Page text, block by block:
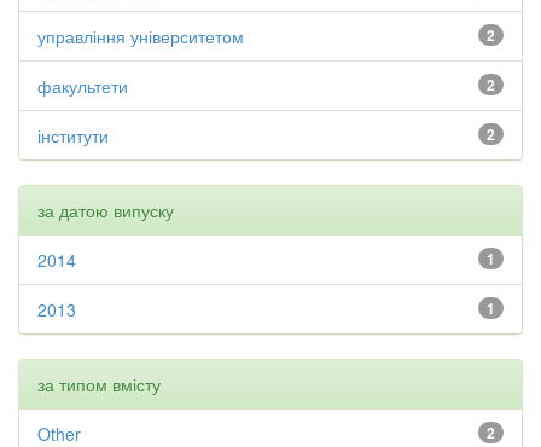
2
управління університетом
2
факультети
2
інститути
за датою випуску
1
2014
1
2013
за типом вмісту
2
Other